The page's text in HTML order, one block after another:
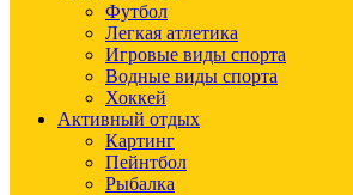
Футбол
Легкая атлетика
Игровые виды спорта
Водные виды спорта
Хоккей
Активный отдых
Картинг
Пейнтбол
Рыбалка